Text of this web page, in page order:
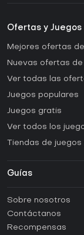
Ofertas y Juegos
Mejores ofertas
Nuevas ofertas de
Ver todas las
Juegos populares
Juegos gratis
Ver todos los
Tiendas de
Guías
Guías y tutoriales
¿Cómo activar
Sobre nosotros
Contáctanos
Recompensas